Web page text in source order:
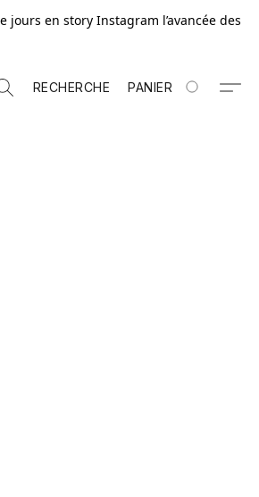
en story Instagram l’avancée des
RECHERCHE PANIER